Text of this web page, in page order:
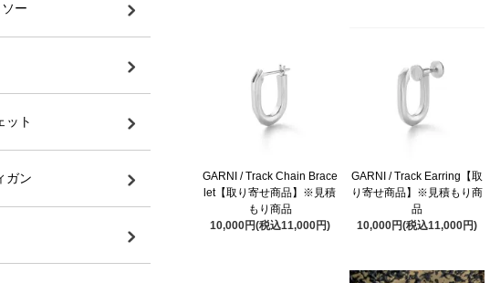
GARNI / Track Chain Brace
let【取り寄せ商品】※見積
もり商品
10,000円(税込11,000円)
GARNI / Track Earring【取
り寄せ商品】※見積もり商
品
10,000円(税込11,000円)
ー
ット
ガン